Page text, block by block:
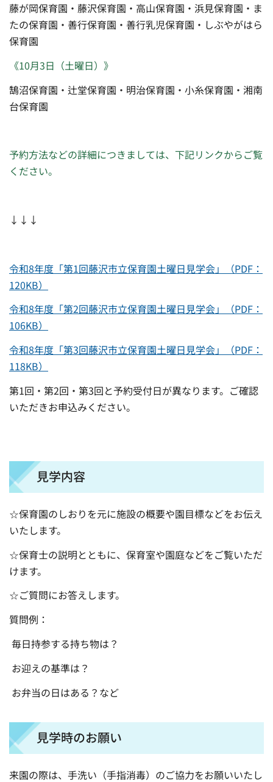
藤が岡保育園・藤沢保育園・高山保育園・浜見保育園・ま
たの保育園・善行保育園・善行乳児保育園・しぶやがはら
保育園
《10月3日（土曜日）》
鵠沼保育園・辻堂保育園・明治保育園・小糸保育園・湘南
台保育園
予約方法などの詳細につきましては、下記リンクからご覧
ください。
↓↓↓
令和8年度「第1回藤沢市立保育園土曜日見学会」（PDF：
120KB）
令和8年度「第2回藤沢市立保育園土曜日見学会」（PDF：
106KB）
令和8年度「第3回藤沢市立保育園土曜日見学会」（PDF：
118KB）
第1回・第2回・第3回と予約受付日が異なります。ご確認
いただきお申込みください。
見学内容
☆保育園のしおりを元に施設の概要や園目標などをお伝え
いたします。
☆保育士の説明とともに、保育室や園庭などをご覧いただ
けます。
☆ご質問にお答えします。
質問例：
毎日持参する持ち物は？
お迎えの基準は？
お弁当の日はある？など
見学時のお願い
来園の際は、手洗い（手指消毒）のご協力をお願いいたし